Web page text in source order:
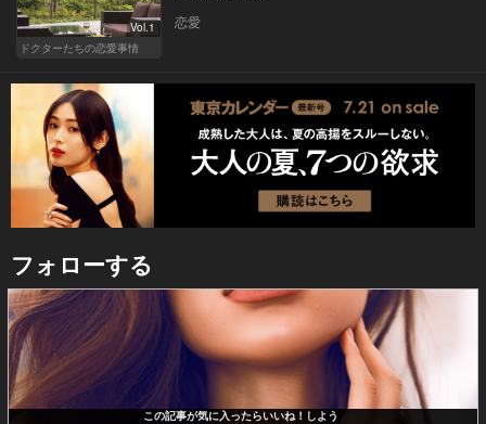
Vol.1
ドクターたちの恋愛事情
恋愛
フォローする
この記事が気に入ったらいいね！しよう